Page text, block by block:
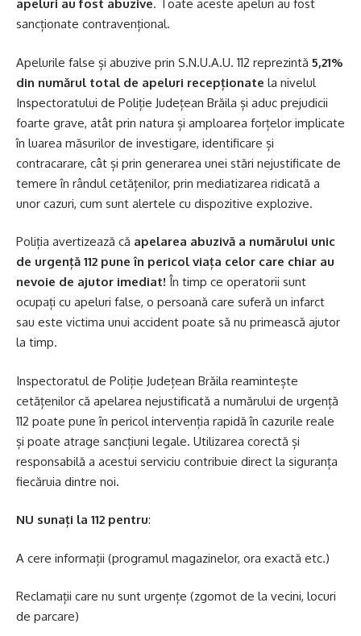
apeluri au fost abuzive. Toate aceste apeluri au fost
sancționate contravențional.
Apelurile false și abuzive prin S.N.U.A.U. 112 reprezintă 5,21%
din numărul total de apeluri recepționate la nivelul
Inspectoratului de Poliție Județean Brăila și aduc prejudicii
foarte grave, atât prin natura și amploarea forțelor implicate
în luarea măsurilor de investigare, identificare și
contracarare, cât și prin generarea unei stări nejustificate de
temere în rândul cetățenilor, prin mediatizarea ridicată a
unor cazuri, cum sunt alertele cu dispozitive explozive.
Poliția avertizează că apelarea abuzivă a numărului unic
de urgență 112 pune în pericol viața celor care chiar au
nevoie de ajutor imediat! În timp ce operatorii sunt
ocupați cu apeluri false, o persoană care suferă un infarct
sau este victima unui accident poate să nu primească ajutor
la timp.
Inspectoratul de Poliție Județean Brăila reamintește
cetățenilor că apelarea nejustificată a numărului de urgență
112 poate pune în pericol intervenția rapidă în cazurile reale
și poate atrage sancțiuni legale. Utilizarea corectă și
responsabilă a acestui serviciu contribuie direct la siguranța
fiecăruia dintre noi.
NU sunați la 112 pentru:
A cere informații (programul magazinelor, ora exactă etc.)
Reclamații care nu sunt urgențe (zgomot de la vecini, locuri
de parcare)